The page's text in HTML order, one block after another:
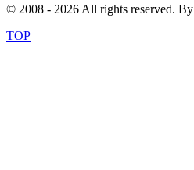
© 2008 - 2026 All rights reserved. By
TOP